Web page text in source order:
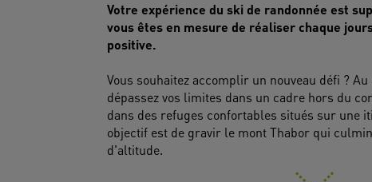
Votre expérience du ski de randonnée est
vous êtes en mesure de réaliser chaque
Vous souhaitez accomplir un nouveau défi ?
dépassez vos limites dans un cadre hors du
dans des refuges confortables situés sur une
objectif est de gravir le mont Thabor qui
d'altitude.